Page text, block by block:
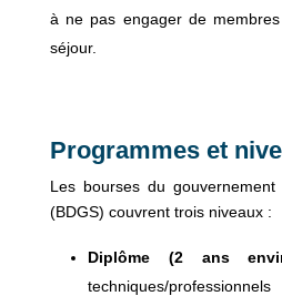
à ne pas engager de
séjour.
Programmes et
Les bourses du
(BDGS) couvrent trois niveaux :
Diplôme (2 ans
techniques/